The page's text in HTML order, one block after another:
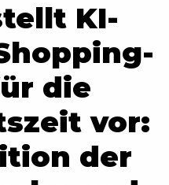
KI-
die
vor:
der